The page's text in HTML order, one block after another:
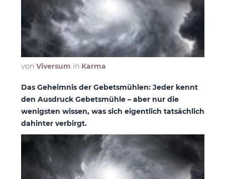
von Viversum in Karma
Das Geheimnis der Gebetsmühlen: Jeder kennt
den Ausdruck Gebetsmühle – aber nur die
wenigsten wissen, was sich eigentlich tatsächlich
dahinter verbirgt.